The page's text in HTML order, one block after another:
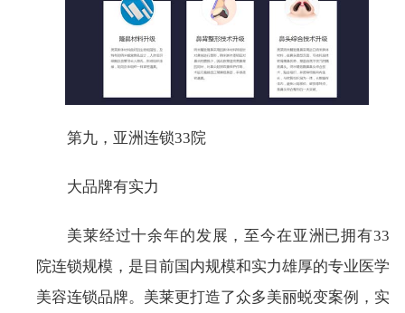
第九，亚洲连锁33院
大品牌有实力
美莱经过十余年的发展，至今在亚洲已拥有33
院连锁规模，是目前国内规模和实力雄厚的专业医学
美容连锁品牌。美莱更打造了众多美丽蜕变案例，实